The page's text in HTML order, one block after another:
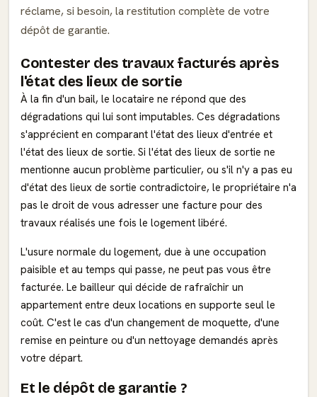
réclame, si besoin, la restitution complète de votre
dépôt de garantie.
Contester des travaux facturés après
l'état des lieux de sortie
À la fin d'un bail, le locataire ne répond que des
dégradations qui lui sont imputables. Ces dégradations
s'apprécient en comparant l'état des lieux d'entrée et
l'état des lieux de sortie. Si l'état des lieux de sortie ne
mentionne aucun problème particulier, ou s'il n'y a pas eu
d'état des lieux de sortie contradictoire, le propriétaire n'a
pas le droit de vous adresser une facture pour des
travaux réalisés une fois le logement libéré.
L'usure normale du logement, due à une occupation
paisible et au temps qui passe, ne peut pas vous être
facturée. Le bailleur qui décide de rafraîchir un
appartement entre deux locations en supporte seul le
coût. C'est le cas d'un changement de moquette, d'une
remise en peinture ou d'un nettoyage demandés après
votre départ.
Et le dépôt de garantie ?